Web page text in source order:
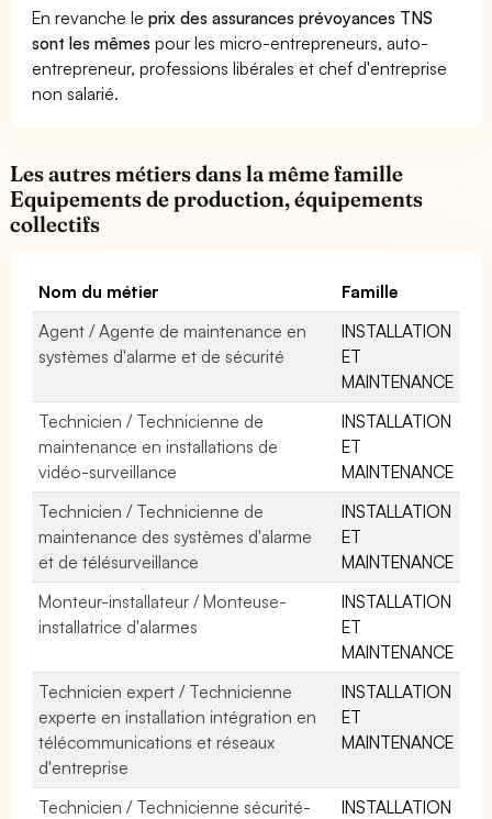
En revanche leprix des assurances prévoyances TNS
sont les mêmes pour les micro-entrepreneurs, auto-
entrepreneur, professions libérales et chef d'entreprise
non salarié.
Les autres métiers dans la même famille
Equipements de production, équipements
collectifs
Nom du métier
Famille
Agent / Agente de maintenance en
systèmes d'alarme et de sécurité
INSTALLATION
ET
MAINTENANCE
Technicien / Technicienne de
maintenance en installations de
vidéo-surveillance
INSTALLATION
ET
MAINTENANCE
Technicien / Technicienne de
maintenance des systèmes d'alarme
et de télésurveillance
INSTALLATION
ET
MAINTENANCE
Monteur-installateur / Monteuse-
installatrice d'alarmes
INSTALLATION
ET
MAINTENANCE
Technicien expert / Technicienne
experte en installation intégration en
télécommunications et réseaux
d'entreprise
INSTALLATION
ET
MAINTENANCE
Technicien / Technicienne sécurité-
INSTALLATION